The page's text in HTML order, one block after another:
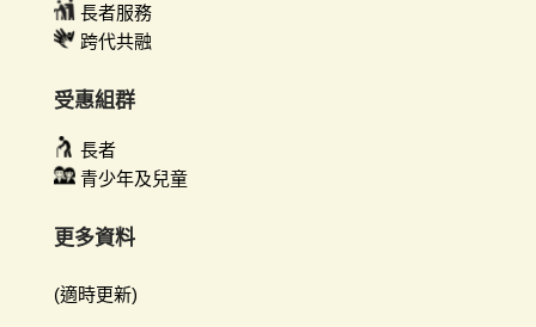
長者服務
跨代共融
受惠組群
長者
青少年及兒童
更多資料
(適時更新)